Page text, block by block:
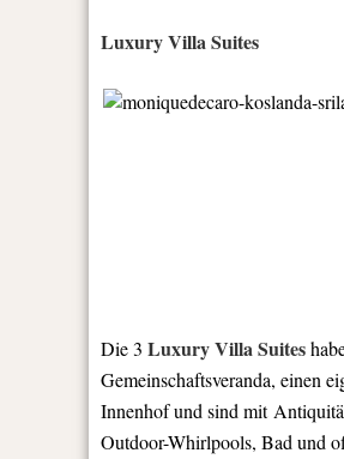
Luxury Villa Suites
Die 3 Luxury Villa Suites
Gemeinschaftsveranda, einen
Innenhof und sind mit
Outdoor-Whirlpools, Bad und